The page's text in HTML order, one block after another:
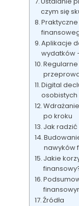
czym się
Aplikacje
wydatków
Digital
osobistych
po kroku
Jak
nawyków
Jakie
Źródła